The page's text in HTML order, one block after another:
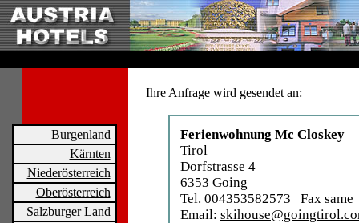
Burgenland
Kärnten
Niederösterreich
Oberösterreich
Salzburger Land
Ihre Anfrage wird gesendet an:
Ferienwohnung Mc Closkey
Tirol
Dorfstrasse 4
6353 Going
Tel. 004353582573 Fax same
Email: